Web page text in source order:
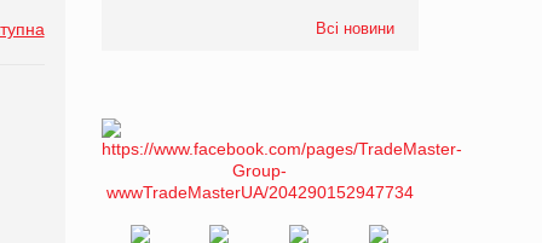
Всі новини